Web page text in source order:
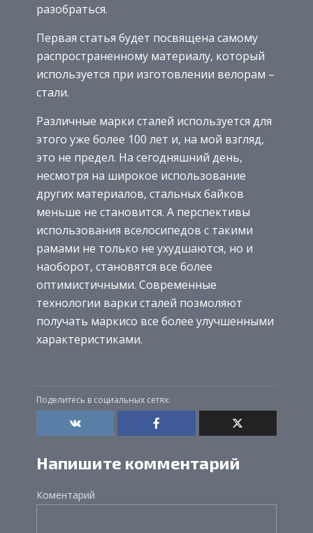
разобраться.
Первая статья будет посвящена самому
распространенному материалу, который
используется при изготовлении велорам –
стали.
Различные марки сталей используется для
этого уже более 100 лет и, на мой взгляд,
это не предел. На сегодняшний день,
несмотря на широкое использование
других материалов, стальных байков
меньше не становится. А перспективы
использования вселосипедов с такими
рамами не только не ухудшаются, но и
наоборот, становятся все более
оптимистичными. Современные
технологии варки сталей позмоляют
получать маркисо все более улучшенными
характеристиками.
Поделитесь в социальных сетях:
Напишите комментарий
Коментарий